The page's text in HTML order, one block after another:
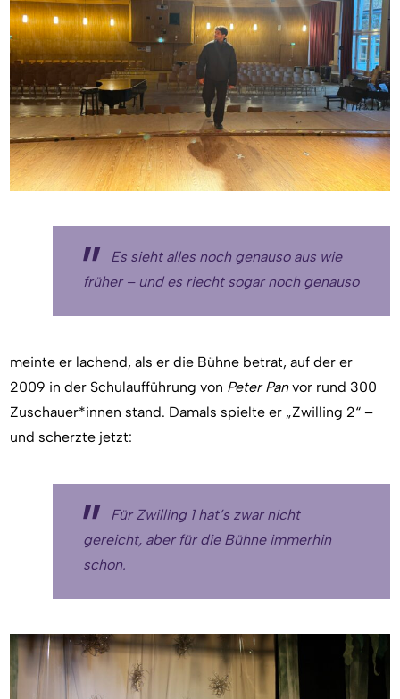
Es sieht alles noch genauso aus wie
früher – und es riecht sogar noch genauso
meinte er lachend, als er die Bühne betrat, auf der er
2009 in der Schulaufführung von Peter Panvor rund 300
Zuschauer*innen stand. Damals spielte er „Zwilling 2“ –
und scherzte jetzt:
Für Zwilling 1 hat’s zwar nicht
gereicht, aber für die Bühne immerhin
schon.